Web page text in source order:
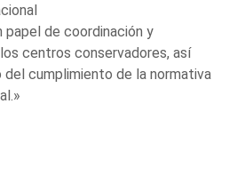
papel de coordinación y
centros conservadores, así
cumplimiento de la normativa